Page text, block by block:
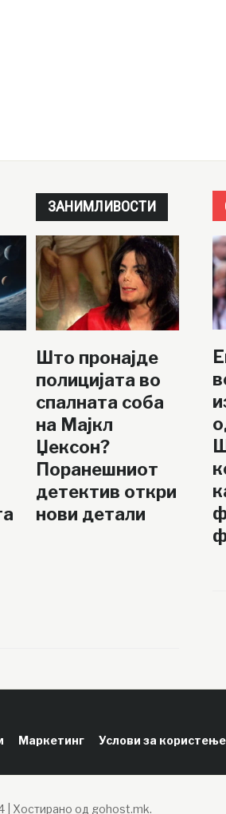
ЗАНИМЛИВОСТИ
Што пронајде
полицијата во
спалната соба
на Мајкл
Џексон?
Поранешниот
детектив откри
нови детали
Маркетинг Услови за користење
| Хостирано од gohost.mk.